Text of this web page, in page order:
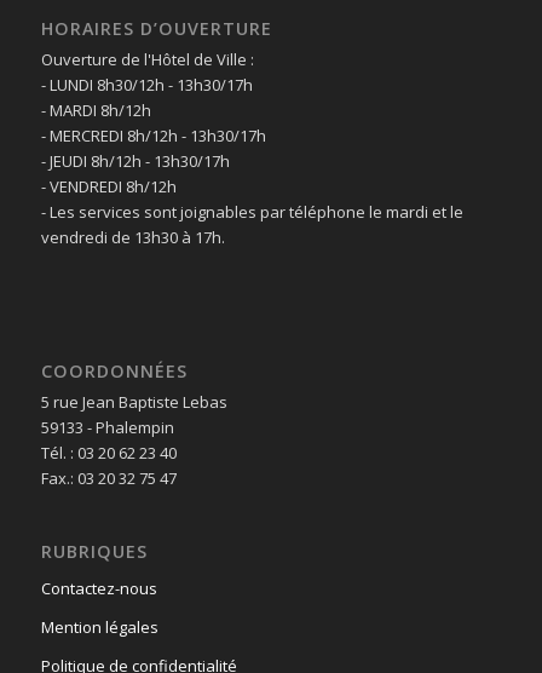
HORAIRES D’OUVERTURE
Ouverture de l'Hôtel de Ville :
- LUNDI 8h30/12h - 13h30/17h
- MARDI 8h/12h
- MERCREDI 8h/12h - 13h30/17h
- JEUDI 8h/12h - 13h30/17h
- VENDREDI 8h/12h
- Les services sont joignables par téléphone le mardi et le
vendredi de 13h30 à 17h.
COORDONNÉES
5 rue Jean Baptiste Lebas
59133 - Phalempin
Tél. : 03 20 62 23 40
Fax.: 03 20 32 75 47
RUBRIQUES
Contactez-nous
Mention légales
Politique de confidentialité